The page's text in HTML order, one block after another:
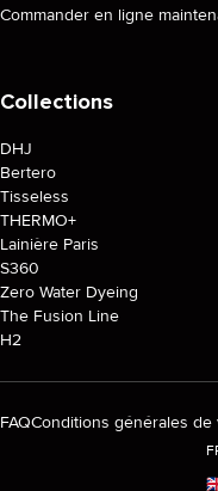
Commander en ligne
Collections
DHJ
Bertero
Tisseless
THERMO+
Lainière Paris
S360
Zero Water Dyeing
The Fusion Line
H2
FAQConditions générales de